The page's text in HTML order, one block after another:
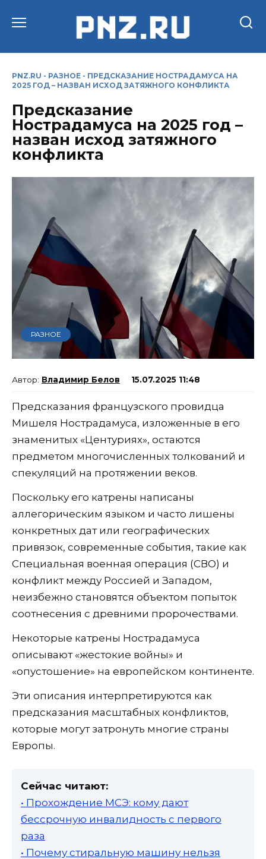
PNZ.RU - РАЗНОЕ - ПРЕДСКАЗАНИЕ НОСТРАДАМУСА НА
2025 ГОД – НАЗВАН ИСХОД ЗАТЯЖНОГО КОНФЛИКТА
Предсказание
Нострадамуса на 2025 год –
назван исход затяжного
конфликта
РАЗНОЕ
Владимир Белов 15.07.2025 11:48
Предсказания французского провидца
Мишеля Нострадамуса, изложенные в его
знаменитых «Центуриях», остаются
предметом многочисленных толкований и
спекуляций на протяжении веков.
Поскольку его катрены написаны
аллегорическим языком и часто лишены
конкретных дат или географических
привязок, современные события, такие как
Специальная военная операция (СВО) и
конфликт между Россией и Западом,
неизбежно становятся объектом попыток
соотнесения с древними пророчествами.
Некоторые катрены Нострадамуса
описывают «жестокие войны» и
«опустошение» на европейском континенте.
Эти описания интерпретируются как
предсказания масштабных конфликтов,
которые могут затронуть многие страны
Европы.
Сейчас читают:
• Прохождение МСЭ: кому дают
бессрочную инвалидность с первого
раза
• Почему стиральную машину нельзя